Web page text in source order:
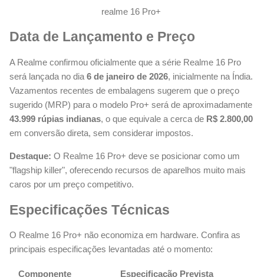
realme 16 Pro+
Data de Lançamento e Preço
A Realme confirmou oficialmente que a série Realme 16 Pro
será lançada no dia 6 de janeiro de 2026, inicialmente na Índia.
Vazamentos recentes de embalagens sugerem que o preço
sugerido (MRP) para o modelo Pro+ será de aproximadamente
43.999 rúpias indianas, o que equivale a cerca de R$ 2.800,00
em conversão direta, sem considerar impostos.
Destaque: O Realme 16 Pro+ deve se posicionar como um
"flagship killer", oferecendo recursos de aparelhos muito mais
caros por um preço competitivo.
Especificações Técnicas
O Realme 16 Pro+ não economiza em hardware. Confira as
principais especificações levantadas até o momento:
Componente
Especificação Prevista